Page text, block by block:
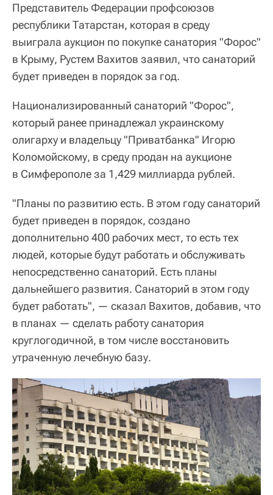
Представитель Федерации профсоюзов
республики Татарстан, которая в среду
выиграла аукцион по покупке санатория "Форос"
в Крыму, Рустем Вахитов заявил, что санаторий
будет приведен в порядок за год.
Национализированный санаторий "Форос",
который ранее принадлежал украинскому
олигарху и владельцу "Приватбанка" Игорю
Коломойскому, в среду продан на аукционе
в Симферополе за 1,429 миллиарда рублей.
"Планы по развитию есть. В этом году санаторий
будет приведен в порядок, создано
дополнительно 400 рабочих мест, то есть тех
людей, которые будут работать и обслуживать
непосредственно санаторий. Есть планы
дальнейшего развития. Санаторий в этом году
будет работать", — сказал Вахитов, добавив, что
в планах — сделать работу санатория
круглогодичной, в том числе восстановить
утраченную лечебную базу.